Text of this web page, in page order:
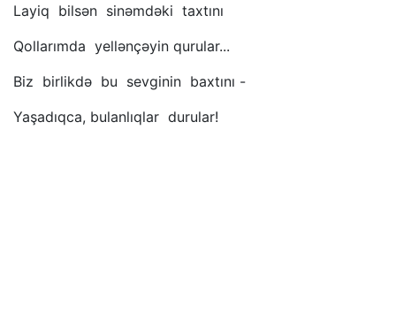
Layiq bilsən sinəmdəki taxtını
Qollarımda yellənçəyin qurular...
Biz birlikdə bu sevginin baxtını -
Yaşadıqca, bulanlıqlar durular!